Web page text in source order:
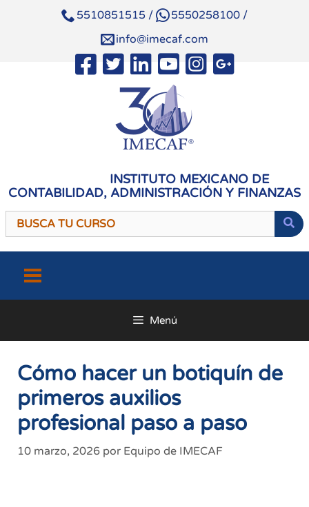
5510851515 / 5550258100 /
info@imecaf.com
INSTITUTO MEXICANO DE
CONTABILIDAD, ADMINISTRACIÓN Y FINANZAS
contenido
Menú
Cómo hacer un botiquín de
primeros auxilios
profesional paso a paso
10 marzo, 2026 por Equipo de IMECAF